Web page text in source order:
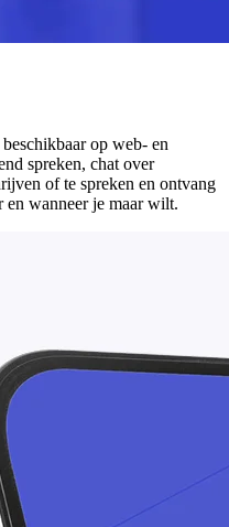
op web- en
spreken, chat over
of te spreken en ontvang
en wanneer je maar wilt.